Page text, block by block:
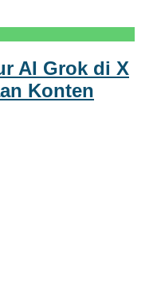
AI Grok di X
Konten